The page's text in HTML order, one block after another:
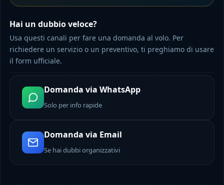
Hai un dubbio veloce?
Usa questi canali per fare una domanda al volo. Per
richiedere un servizio o un preventivo, ti preghiamo di usare
il form ufficiale.
Domanda via WhatsApp
Solo per info rapide
Domanda via Email
Se hai dubbi organizzativi